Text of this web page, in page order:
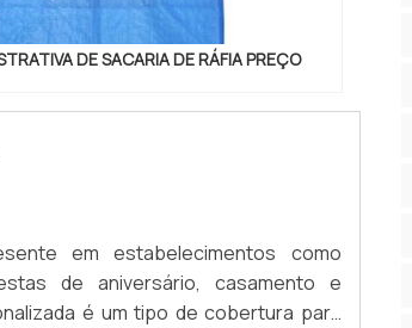
DE SACARIA DE RÁFIA PREÇO
em estabelecimentos como
de aniversário, casamento e
é um tipo de cobertura para